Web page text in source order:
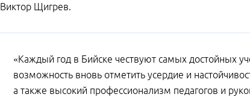
Виктор Щигрев.
«Каждый год в Бийске чествуют самых достойных
возможность вновь отметить усердие и
а также высокий профессионализм педагогов и